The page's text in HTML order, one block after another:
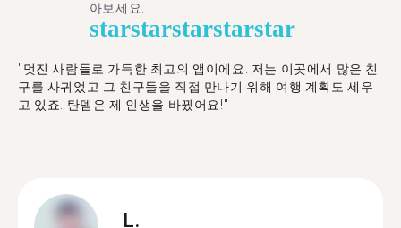
아보세요.
starstarstarstarstar
"멋진 사람들로 가득한 최고의 앱이에요. 저는 이곳에서 많은 친
구를 사귀었고 그 친구들을 직접 만나기 위해 여행 계획도 세우
고 있죠. 탄뎀은 제 인생을 바꿨어요!"
L.